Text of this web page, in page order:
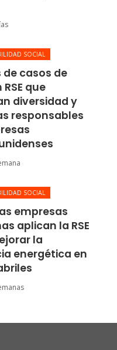
SOCIAL
de casos de
que
diversidad y
responsables
SOCIAL
empresas
aplican la RSE
la
energética en